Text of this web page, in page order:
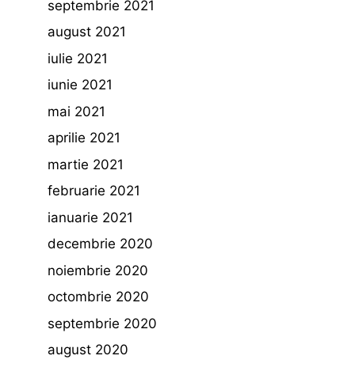
septembrie 2021
august 2021
iulie 2021
iunie 2021
mai 2021
aprilie 2021
martie 2021
februarie 2021
ianuarie 2021
decembrie 2020
noiembrie 2020
octombrie 2020
septembrie 2020
august 2020